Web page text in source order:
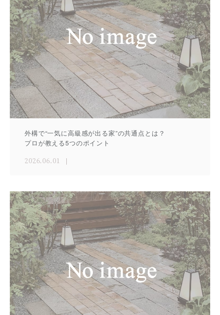
外構で“一気に高級感が出る家”の共通点とは？
プロが教える5つのポイント
2026.06.01